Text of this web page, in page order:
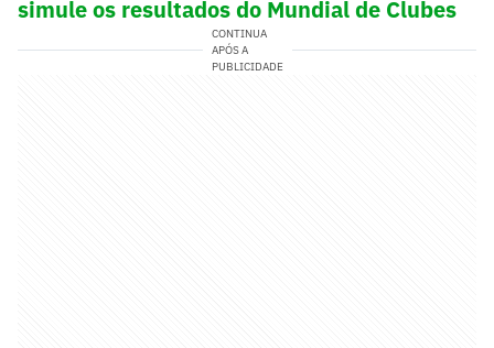
simule os resultados do Mundial de Clubes
CONTINUA
APÓS A
PUBLICIDADE